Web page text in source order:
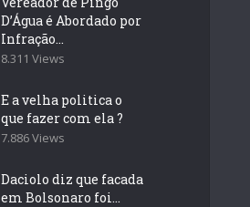
D’Água é Abordado por
Infração...
8.311 Views
E a velha politica o
que fazer com ela ?
7.886 Views
Daciolo diz que facada
em Bolsonaro foi...